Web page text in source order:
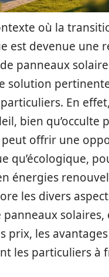
où la
est devenue une
panneaux
solution
En
bien qu’occulte
offrir une
qu’écologique,
énergies
les divers
panneaux
prix, les
les particuliers à